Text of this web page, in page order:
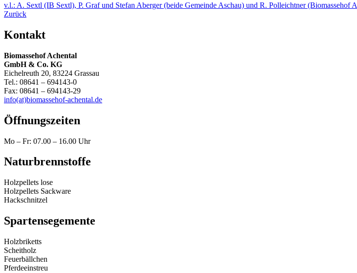
v.l.: A. Sextl (IB Sextl), P. Graf und Stefan Aberger (beide Gemeinde Aschau) und R. Polleichtner (Biomassehof
Zurück
Kontakt
Biomassehof Achental
GmbH & Co. KG
Eichelreuth 20, 83224 Grassau
Tel.: 08641 – 694143-0
Fax: 08641 – 694143-29
info(at)biomassehof-achental.de
Öffnungszeiten
Mo – Fr: 07.00 – 16.00 Uhr
Naturbrennstoffe
Holzpellets lose
Holzpellets Sackware
Hackschnitzel
Spartensegemente
Holzbriketts
Scheitholz
Feuerbällchen
Pferdeeinstreu